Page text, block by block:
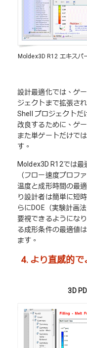
Moldex3D R12 エキスパ
設計最適化では、ゲ
ジェクトまで拡張さ
Shell プロジェクトだ
改良するために、ゲ
また単ゲートだけで
す。
Moldex3D R12では
（フロー速度プロフ
温度と成形時間の最
り設計者は簡単に短
らにDOE（実験計画
要視できるようにな
る成形条件の最適値
ます。
4. より直感的
3D